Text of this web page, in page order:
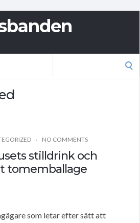
NO COMMENTS
stilldrink och
tomemballage
som letar efter sätt att